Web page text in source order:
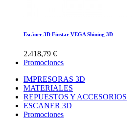
Escáner 3D Einstar VEGA Shining 3D
2.418,79 €
Promociones
IMPRESORAS 3D
MATERIALES
REPUESTOS Y ACCESORIOS
ESCANER 3D
Promociones